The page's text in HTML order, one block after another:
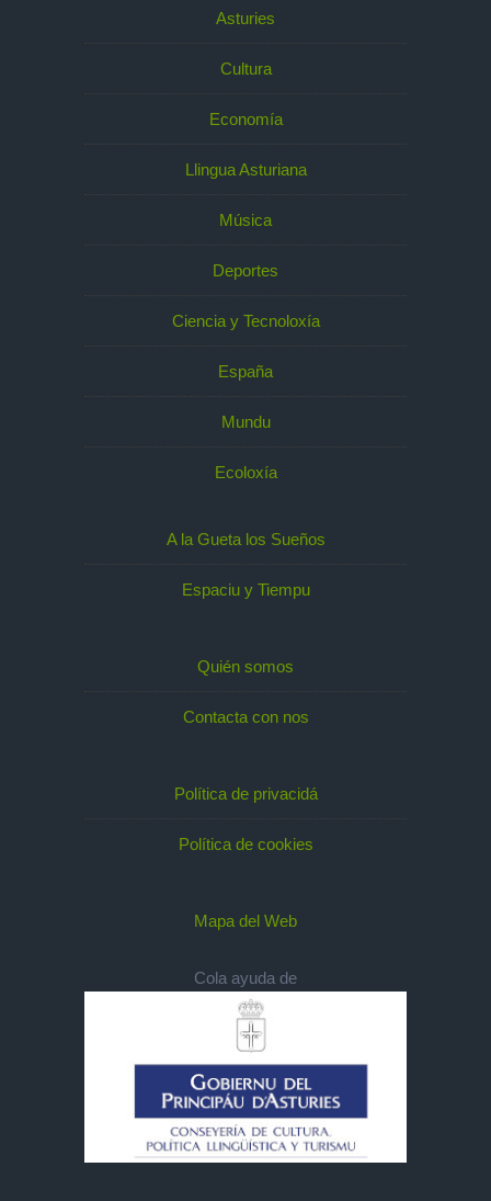
Asturies
Cultura
Economía
Llingua Asturiana
Música
Deportes
Ciencia y Tecnoloxía
España
Mundu
Ecoloxía
A la Gueta los Sueños
Espaciu y Tiempu
Quién somos
Contacta con nos
Política de privacidá
Política de cookies
Mapa del Web
Cola ayuda de